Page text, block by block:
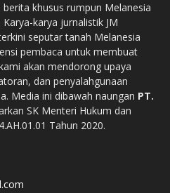
khusus rumpun Melanesia
karya jurnalistik JM
seputar tanah Melanesia
pembaca untuk membuat
akan mendorong upaya
dan penyalahgunaan
Media ini dibawah naungan PT.
SK Menteri Hukum dan
Tahun 2020.